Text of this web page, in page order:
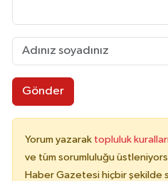
Gönder
Yorum yazarak topluluk
ve tüm sorumluluğu
Haber Gazetesi hiçbir şekilde